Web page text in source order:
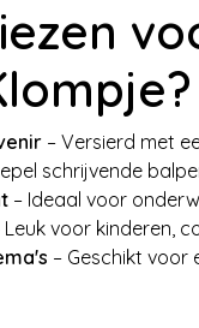
– Versierd met
schrijvende
– Ideaal voor
Leuk voor kinderen,
– Geschikt voor